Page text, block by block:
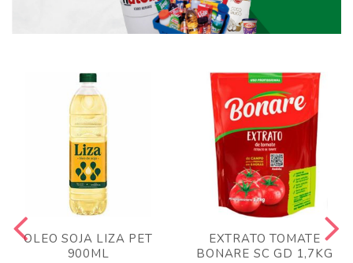
OLEO SOJA LIZA PET
900ML
EXTRATO TOMATE
BONARE SC GD 1,7KG